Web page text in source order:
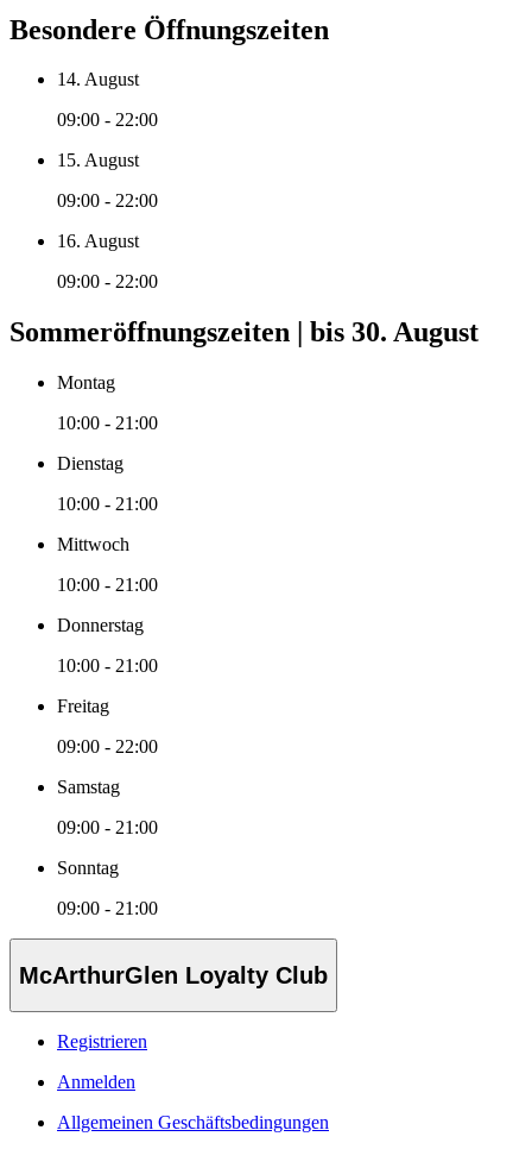
Besondere Öffnungszeiten
14. August
09:00 - 22:00
15. August
09:00 - 22:00
16. August
09:00 - 22:00
Sommeröffnungszeiten | bis 30. August
Montag
10:00 - 21:00
Dienstag
10:00 - 21:00
Mittwoch
10:00 - 21:00
Donnerstag
10:00 - 21:00
Freitag
09:00 - 22:00
Samstag
09:00 - 21:00
Sonntag
09:00 - 21:00
McArthurGlen Loyalty Club
Registrieren
Anmelden
Allgemeinen Geschäftsbedingungen